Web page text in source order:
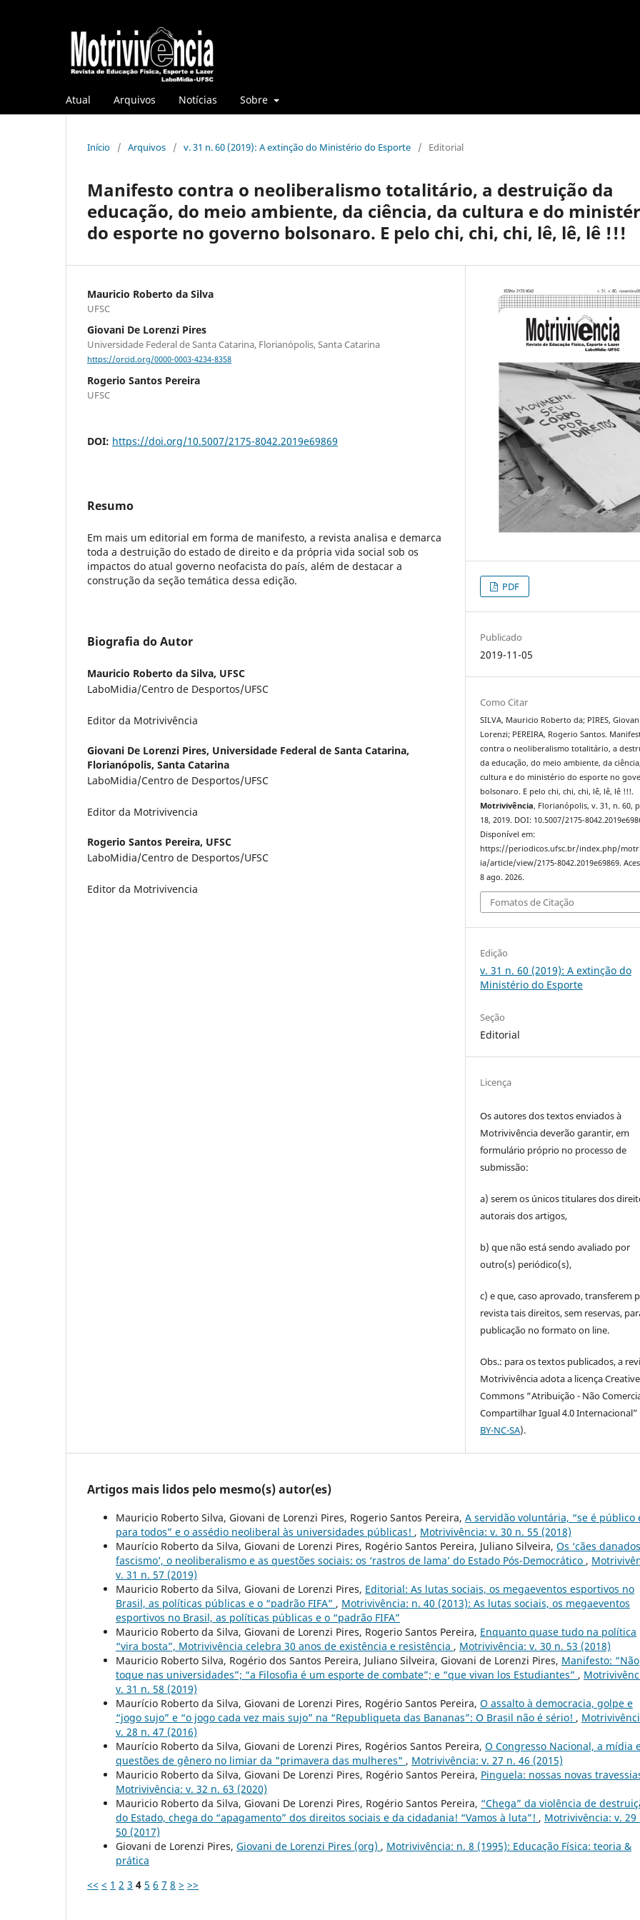
Atual Arquivos Notícias Sobre
Início / Arquivos / v. 31 n. 60 (2019): A extinção do Ministério do Esporte / Editorial
Manifesto contra o neoliberalismo totalitário, a destruição da
educação, do meio ambiente, da ciência, da cultura e do
do esporte no governo bolsonaro. E pelo chi, chi, chi, lê, lê, lê !!!
Mauricio Roberto da Silva
UFSC
Giovani De Lorenzi Pires
Universidade Federal de Santa Catarina, Florianópolis, Santa Catarina
https://orcid.org/0000-0003-4234-8358
Rogerio Santos Pereira
UFSC
DOI: https://doi.org/10.5007/2175-8042.2019e69869
Resumo
Em mais um editorial em forma de manifesto, a revista analisa e demarca
toda a destruição do estado de direito e da própria vida social sob os
impactos do atual governo neofacista do país, além de destacar a
construção da seção temática dessa edição.
Biografia do Autor
Mauricio Roberto da Silva, UFSC
LaboMidia/Centro de Desportos/UFSC
Editor da Motrivivência
Giovani De Lorenzi Pires, Universidade Federal de Santa Catarina,
Florianópolis, Santa Catarina
LaboMidia/Centro de Desportos/UFSC
Editor da Motrivivencia
Rogerio Santos Pereira, UFSC
LaboMidia/Centro de Desportos/UFSC
Editor da Motrivivencia
PDF
Publicado
2019-11-05
Como Citar
SILVA, Mauricio Roberto da; PIRES,
Lorenzi; PEREIRA, Rogerio Santos.
contra o neoliberalismo totalitário, a
da educação, do meio ambiente, da
cultura e do ministério do esporte no
bolsonaro. E pelo chi, chi, chi, lê, lê, lê !!!.
Motrivivência, Florianópolis, v. 31, n. 60,
18, 2019. DOI: 10.5007/2175-
Disponível em:
https://periodicos.ufsc.br/index.php/
ia/article/view/2175-8042.2019e69869.
8 ago. 2026.
Fomatos de Citação
Edição
v. 31 n. 60 (2019): A extinção do
Ministério do Esporte
Seção
Editorial
Licença
Os autores dos textos enviados à
Motrivivência deverão garantir, em
formulário próprio no processo de
submissão:
a) serem os únicos titulares dos
autorais dos artigos,
b) que não está sendo avaliado por
outro(s) periódico(s),
c) e que, caso aprovado, transferem
revista tais direitos, sem reservas,
publicação no formato on line.
Obs.: para os textos publicados, a
Motrivivência adota a licença Creative
Commons “Atribuição - Não
Compartilhar Igual 4.0 Internacional”
BY-NC-SA).
Artigos mais lidos pelo mesmo(s) autor(es)
Mauricio Roberto Silva, Giovani de Lorenzi Pires, Rogerio Santos Pereira, A servidão voluntária, “se é público
para todos” e o assédio neoliberal às universidades públicas! , Motrivivência: v. 30 n. 55 (2018)
Maurício Roberto da Silva, Giovani de Lorenzi Pires, Rogério Santos Pereira, Juliano Silveira, Os ‘cães
fascismo’, o neoliberalismo e as questões sociais: os ‘rastros de lama’ do Estado Pós-Democrático ,
v. 31 n. 57 (2019)
Mauricio Roberto da Silva, Giovani de Lorenzi Pires, Editorial: As lutas sociais, os megaeventos esportivos no
Brasil, as políticas públicas e o “padrão FIFA” , Motrivivência: n. 40 (2013): As lutas sociais, os megaeventos
esportivos no Brasil, as políticas públicas e o “padrão FIFA”
Mauricio Roberto da Silva, Giovani de Lorenzi Pires, Rogerio Santos Pereira, Enquanto quase tudo na política
“vira bosta”, Motrivivência celebra 30 anos de existência e resistência , Motrivivência: v. 30 n. 53 (2018)
Mauricio Roberto Silva, Rogério dos Santos Pereira, Juliano Silveira, Giovani de Lorenzi Pires, Manifesto: “Não
toque nas universidades”; “a Filosofia é um esporte de combate”; e “que vivan los Estudiantes” ,
v. 31 n. 58 (2019)
Maurício Roberto da Silva, Giovani de Lorenzi Pires, Rogério Santos Pereira, O assalto à democracia, golpe e
“jogo sujo” e “o jogo cada vez mais sujo” na “Republiqueta das Bananas”: O Brasil não é sério! ,
v. 28 n. 47 (2016)
Maurício Roberto da Silva, Giovani de Lorenzi Pires, Rogérios Santos Pereira, O Congresso Nacional, a mídia
questões de gênero no limiar da "primavera das mulheres" , Motrivivência: v. 27 n. 46 (2015)
Mauricio Roberto da Silva, Giovani De Lorenzi Pires, Rogério Santos Pereira, Pinguela: nossas novas
Motrivivência: v. 32 n. 63 (2020)
Mauricio Roberto da Silva, Giovani De Lorenzi Pires, Rogério Santos Pereira, “Chega” da violência de
do Estado, chega do “apagamento” dos direitos sociais e da cidadania! “Vamos à luta”! , Motrivivência: v. 29
50 (2017)
Giovani de Lorenzi Pires, Giovani de Lorenzi Pires (org) , Motrivivência: n. 8 (1995): Educação Física: teoria &
prática
<< < 1 2 3 4 5 6 7 8 > >>